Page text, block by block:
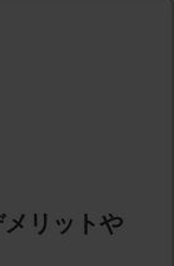
リットや